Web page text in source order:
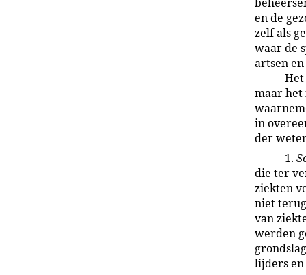
en de
zelf als
waar de
artsen
maar het
in
der
1.
die ter
ziekten
niet
van
werden
lijders